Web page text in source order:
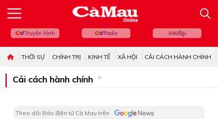
Truyền hình Radio ភាសាខ្មែរ
THỜI SỰ CHÍNH TRỊ KINH TẾ XÃ HỘI CẢI CÁCH HÀNH CHÍNH
Cải cách hành chính
Theo dõi Báo điện tử Cà Mau trên